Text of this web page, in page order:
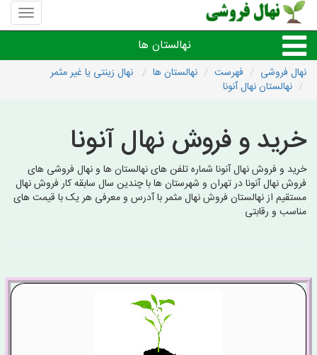
منوی
سایت
فروشی
نهالستان ها
نهال های زینتی،غیرمثمر
نهال های کمیاب،خاص
نهال فروشی فهرست نهالستان ها
نهال زینتی یا غیر مثمر
نهالستان نهال آنونا
خرید و فروش نهال آنونا
خرید و فروش نهال آنونا شماره تلفن های نهالستان ها و نهال فروشی های
فروش نهال آنونا در تهران و شهرستان ها با چندین سال سابقه کار فروش نهال
مستقیم از نهالستان فروش نهال مثمر با آدرس و معرفی هر یک با قیمت های
مناسب و رقابتی